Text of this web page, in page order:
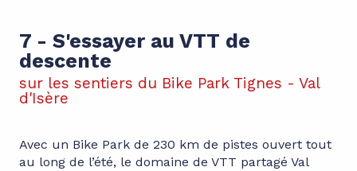
7 - S'essayer au VTT de
descente
sur les sentiers du Bike Park Tignes - Val
d'Isère
Avec un Bike Park de 230 km de pistes ouvert tout
au long de l’été, le domaine de VTT partagé Val